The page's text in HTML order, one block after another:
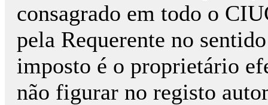
consagrado em todo o
pela Requerente no
imposto é o proprietário
não figurar no registo